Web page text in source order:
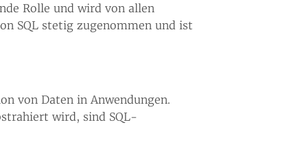
Rolle und wird von allen
SQL stetig zugenommen und ist
von Daten in Anwendungen.
wird, sind SQL-